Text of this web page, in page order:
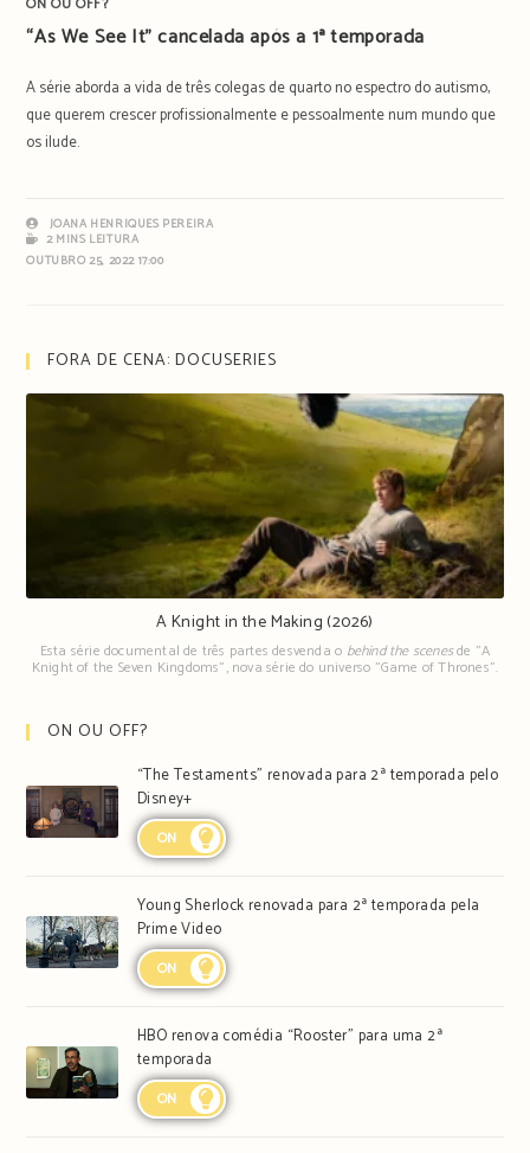
“As We See It” cancelada após a 1ª temporada
A série aborda a vida de três colegas de quarto no espectro do autismo,
que querem crescer profissionalmente e pessoalmente num mundo que
os ilude.
JOANA HENRIQUES PEREIRA
2 MINS LEITURA
OUTUBRO 25, 2022 17:00
FORA DE CENA: DOCUSERIES
A Knight in the Making (2026)
Esta série documental de três partes desvenda o behind the scenesde "A
Knight of the Seven Kingdoms", nova série do universo "Game of Thrones".
ON OU OFF?
“The Testaments” renovada para 2ª temporada pelo
Disney+
ON
Young Sherlock renovada para 2ª temporada pela
Prime Video
ON
HBO renova comédia “Rooster” para uma 2ª
temporada
ON